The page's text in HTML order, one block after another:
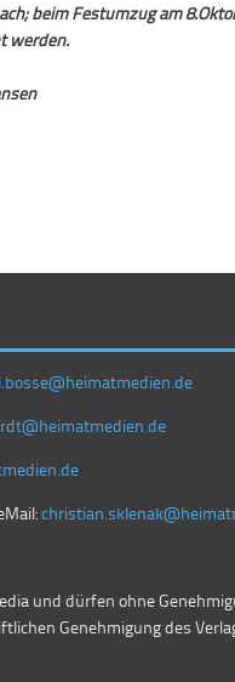
beim Festumzug am
werden.
eMail:
und dürfen ohne
Genehmigung des